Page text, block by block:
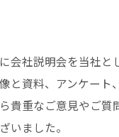
会社説明会を当社と
と資料、アンケート
貴重なご意見やご質
いました。